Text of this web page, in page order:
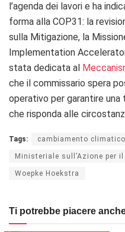
l’agenda dei lavori e ha
forma alla COP31: la
sulla Mitigazione, la
Implementation
stata dedicata al
che il commissario spera
operativo per garantire una
che risponda alle
Tags: cambiamento climatico
Ministeriale sull’Azione per
Woepke Hoekstra
Ti potrebbe piacere